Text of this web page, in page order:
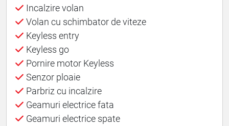
Incalzire volan
Volan cu schimbator de viteze
Keyless entry
Keyless go
Pornire motor Keyless
Senzor ploaie
Parbriz cu incalzire
Geamuri electrice fata
Geamuri electrice spate